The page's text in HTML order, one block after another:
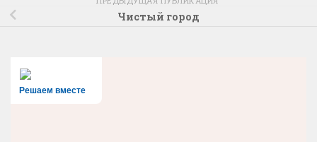
Чистый город
Решаем вместе